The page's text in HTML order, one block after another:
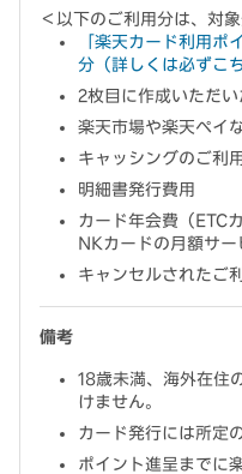
＜以下のご利用分は、対
「楽天カード利用ポ
分（詳しくは必ずこ
2枚目に作成いただ
楽天市場や楽天ペイ
キャッシングのご利
明細書発行費用
カード年会費（ETC
NKカードの月額サー
キャンセルされたご
備考
18歳未満、海外在住
けません。
カード発行には所定
ポイント進呈までに